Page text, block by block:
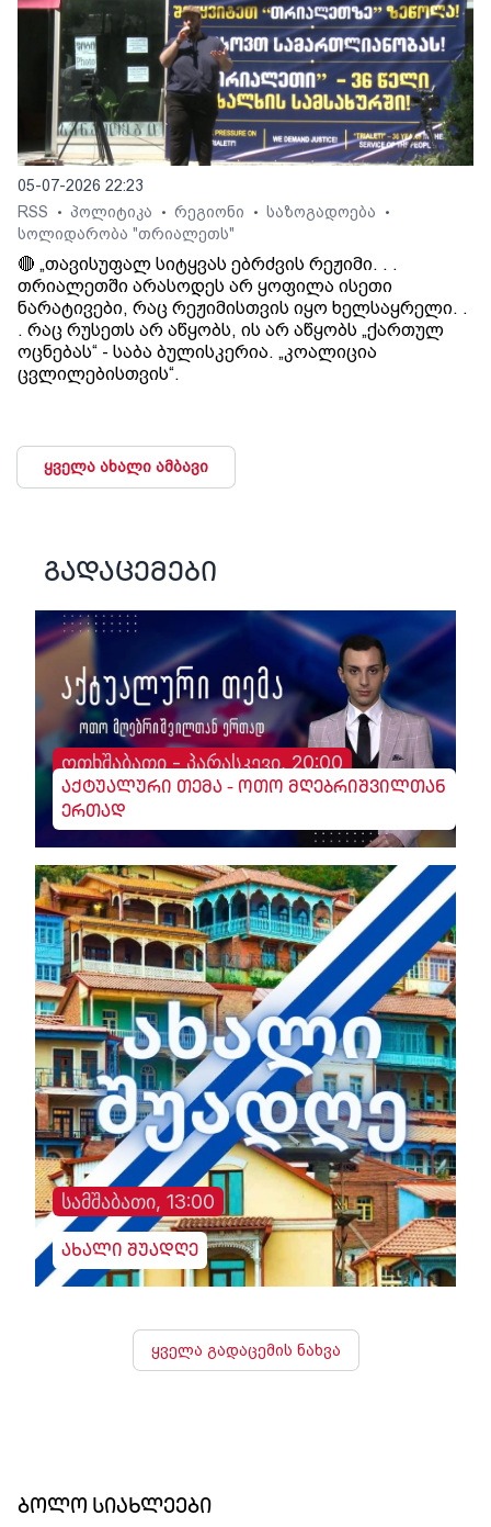
05-07-2026 22:23
RSS
• პოლიტიკა • რეგიონი • საზოგადოება •
სოლიდარობა "თრიალეთს"
🔴 „თავისუფალ სიტყვას ებრძვის რეჟიმი. . .
თრიალეთში არასოდეს არ ყოფილა ისეთი
ნარატივები, რაც რეჟიმისთვის იყო ხელსაყრელი. .
. რაც რუსეთს არ აწყობს, ის არ აწყობს „ქართულ
ოცნებას“ - საბა ბულისკერია. „კოალიცია
ცვლილებისთვის“.
ყველა ახალი ამბავი
გადაცემები
ოთხშაბათი - პარასკევი, 20:00
აქტუალური თემა - ოთო მღებრიშვილთან
ერთად
სამშაბათი, 13:00
ახალი შუადღე
ყველა გადაცემის ნახვა
ბოლო სიახლეები